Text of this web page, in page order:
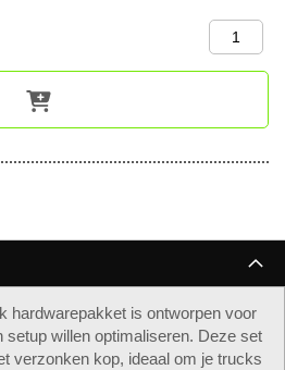
hardwarepakket is ontworpen voor
setup willen optimaliseren. Deze set
verzonken kop, ideaal om je trucks